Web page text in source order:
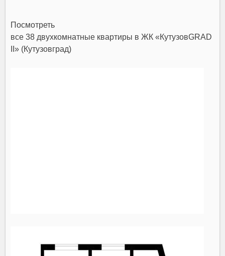
Посмотреть
все 38 двухкомнатные квартиры в ЖК «КутузовGRAD
II» (Кутузовград)